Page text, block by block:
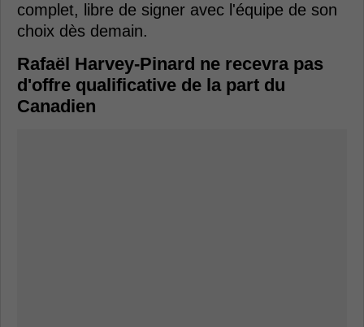
complet, libre de signer avec l'équipe de son
choix dès demain.
Rafaël Harvey-Pinard ne recevra pas
d'offre qualificative de la part du
Canadien